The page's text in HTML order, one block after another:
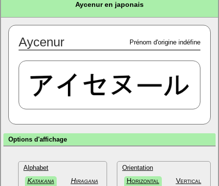
Aycenur en japonais
Aycenur Prénom d'origine indéfine
Options d'affichage
Alphabet
Katakana Hiragana
Orientation
Horizontal Vertical